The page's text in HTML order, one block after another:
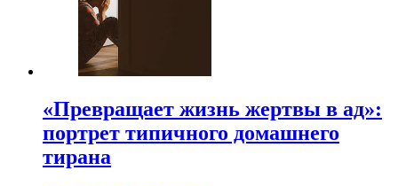
«Превращает жизнь жертвы в ад»:
портрет типичного домашнего
тирана